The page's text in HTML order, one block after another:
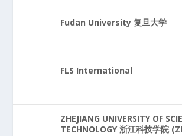
Fudan University 复旦大学
FLS International
ZHEJIANG UNIVERSITY OF
TECHNOLOGY 浙江科技学院